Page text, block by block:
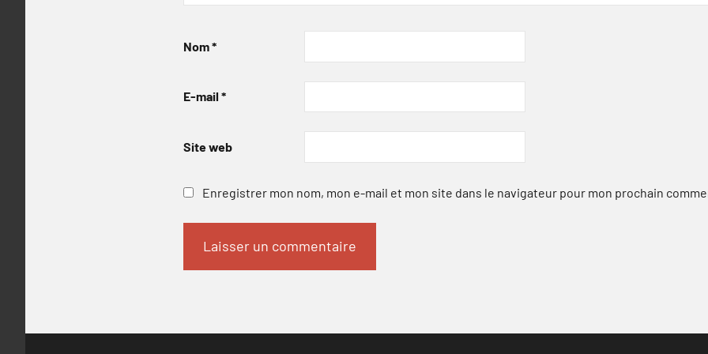
Nom*
E-mail *
Site web
Enregistrer mon nom, mon e-mail et mon site dans le navigateur pour mon prochain